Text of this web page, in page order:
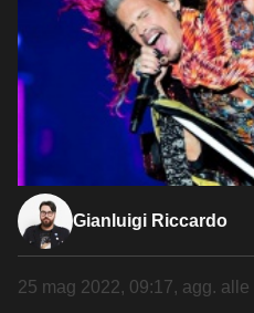
Gianluigi Riccardo
25 mag 2022, 09:17, agg. alle